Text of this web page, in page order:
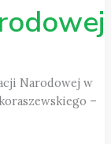
Narodowej w
–